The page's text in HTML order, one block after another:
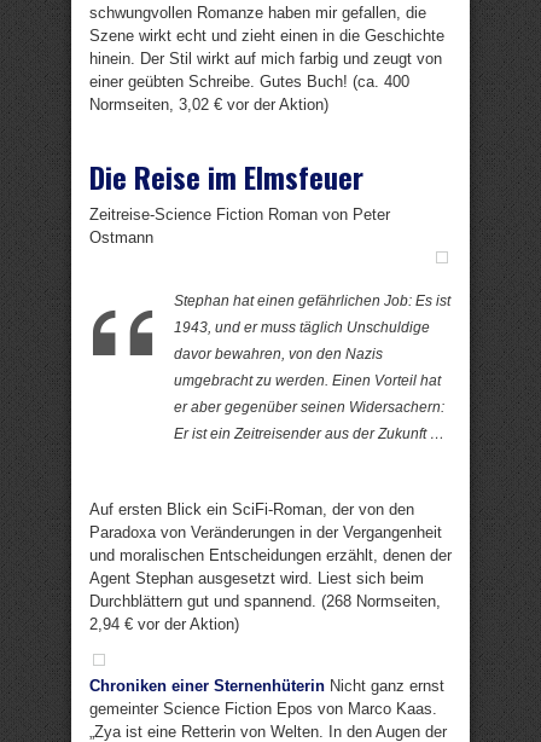
schwungvollen Romanze haben mir gefallen, die
Szene wirkt echt und zieht einen in die Geschichte
hinein. Der Stil wirkt auf mich farbig und zeugt von
einer geübten Schreibe. Gutes Buch! (ca. 400
Normseiten, 3,02 € vor der Aktion)
Die Reise im Elmsfeuer
Zeitreise-Science Fiction Roman von Peter
Ostmann
Stephan hat einen gefährlichen Job: Es ist
1943, und er muss täglich Unschuldige
davor bewahren, von den Nazis
umgebracht zu werden. Einen Vorteil hat
er aber gegenüber seinen Widersachern:
Er ist ein Zeitreisender aus der Zukunft …
Auf ersten Blick ein SciFi-Roman, der von den
Paradoxa von Veränderungen in der Vergangenheit
und moralischen Entscheidungen erzählt, denen der
Agent Stephan ausgesetzt wird. Liest sich beim
Durchblättern gut und spannend. (268 Normseiten,
2,94 € vor der Aktion)
Chroniken einer Sternenhüterin Nicht ganz ernst
gemeinter Science Fiction Epos von Marco Kaas.
„Zya ist eine Retterin von Welten. In den Augen der